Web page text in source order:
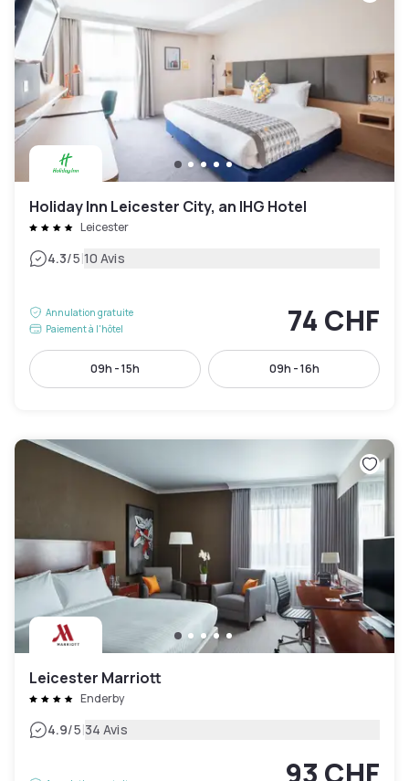
Holiday Inn Leicester City, an IHG Hotel
Leicester
4.3/5|10 Avis
Annulation gratuite
Paiement à l'hôtel
74 CHF
09h - 15h 09h - 16h
Leicester Marriott
Enderby
4.9/5|34 Avis
93 CHF